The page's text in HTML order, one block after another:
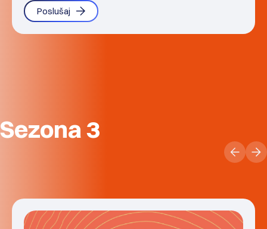
Poslušaj
Sezona 3